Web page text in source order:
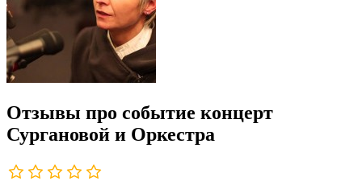
Отзывы про событие концерт
Сургановой и Оркестра